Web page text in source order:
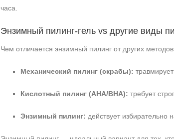
часа.
Энзимный пилинг‑гель vs другие виды
Чем отличается энзимный пилинг от других
Механический пилинг (скрабы):
Кислотный пилинг (AHA/BHA): требует
Энзимный пилинг: действует избирательно